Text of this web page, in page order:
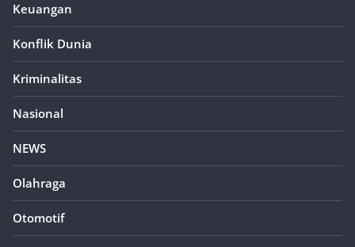
Keuangan
Konflik Dunia
Kriminalitas
Nasional
NEWS
Olahraga
Otomotif